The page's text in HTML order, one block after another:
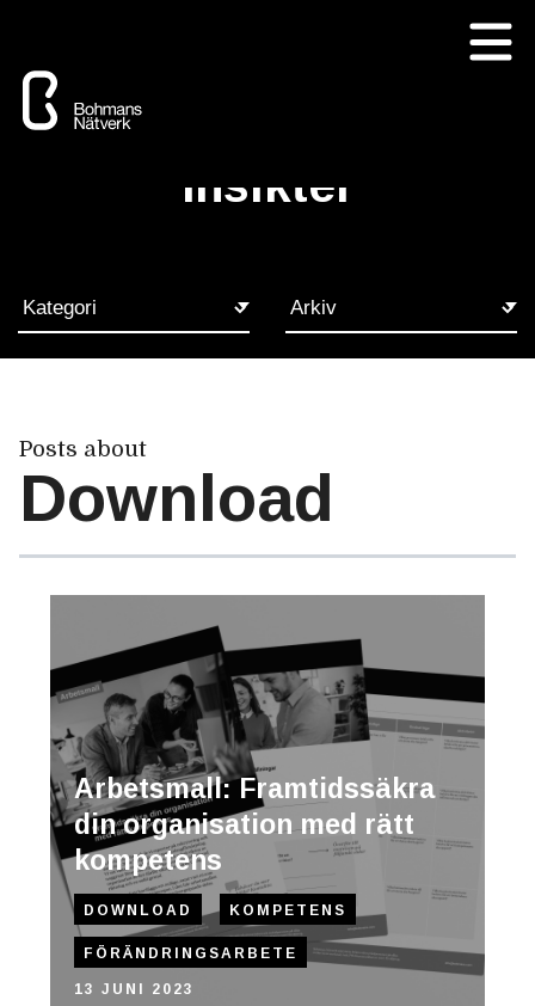
Insikter
Posts about
Download
Arbetsmall: Framtidssäkra
din organisation med rätt
kompetens
DOWNLOAD KOMPETENS
FÖRÄNDRINGSARBETE
13 JUNI 2023